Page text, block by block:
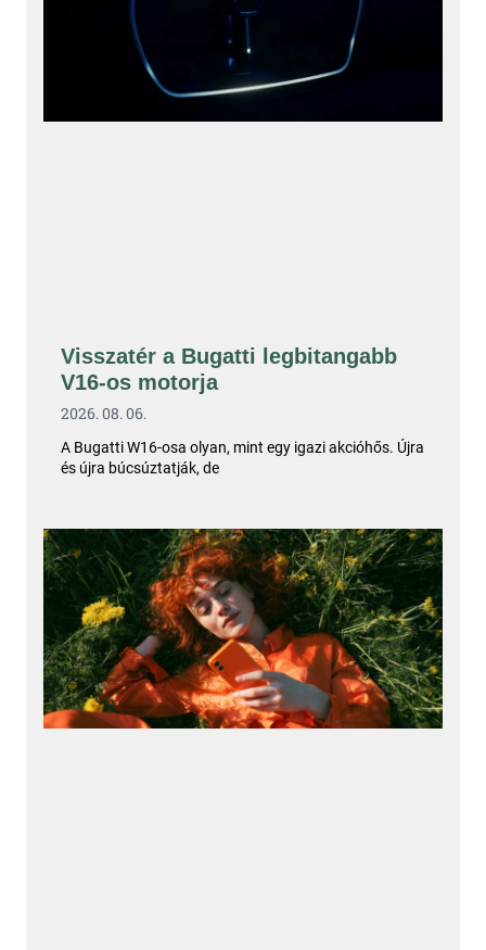
Visszatér a Bugatti legbitangabb
V16-os motorja
2026. 08. 06.
A Bugatti W16-osa olyan, mint egy igazi akcióhős. Újra
és újra búcsúztatják, de